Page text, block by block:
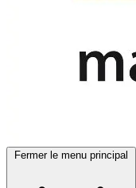
Fermer le menu principal